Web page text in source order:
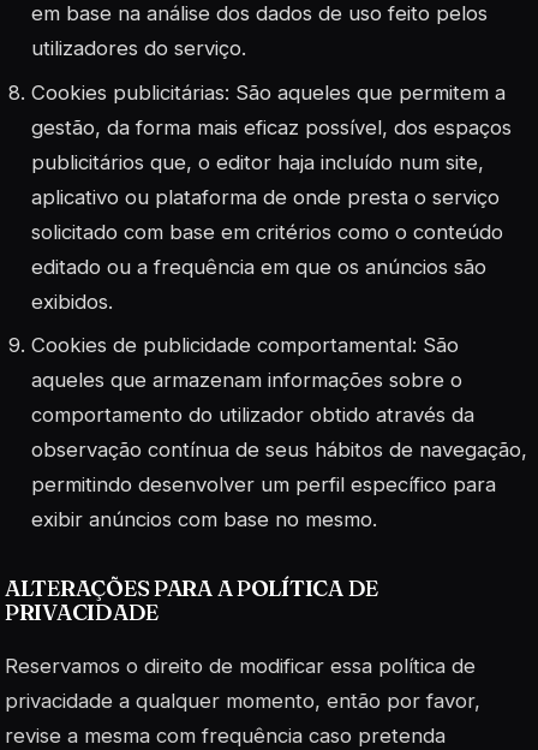
em base na análise dos dados de uso feito pelos
utilizadores do serviço.
Cookies publicitárias: São aqueles que permitem a
gestão, da forma mais eficaz possível, dos espaços
publicitários que, o editor haja incluído num site,
aplicativo ou plataforma de onde presta o serviço
solicitado com base em critérios como o conteúdo
editado ou a frequência em que os anúncios são
exibidos.
Cookies de publicidade comportamental: São
aqueles que armazenam informações sobre o
comportamento do utilizador obtido através da
observação contínua de seus hábitos de navegação,
permitindo desenvolver um perfil específico para
exibir anúncios com base no mesmo.
ALTERAÇÕES PARA A POLÍTICA DE
PRIVACIDADE
Reservamos o direito de modificar essa política de
privacidade a qualquer momento, então por favor,
revise a mesma com frequência caso pretenda